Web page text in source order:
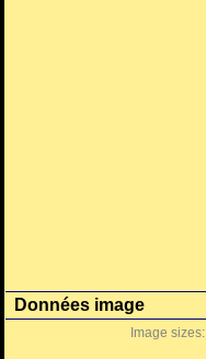
Données image
Image sizes: